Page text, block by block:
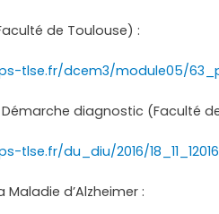
de Toulouse) :
tlse.fr/dcem3/module05/
Démarche diagnostic (Faculté
tlse.fr/du_diu/2016/
d’Alzheimer :